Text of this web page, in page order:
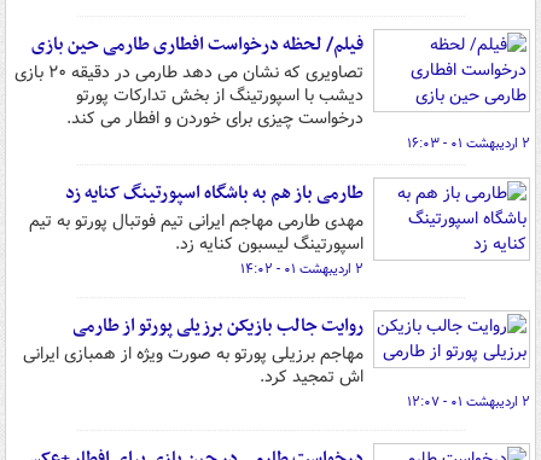
فیلم/ لحظه درخواست افطاری طارمی حین بازی
تصاویری که نشان می دهد طارمی در دقیقه ۲۰ بازی
دیشب با اسپورتینگ از بخش تدارکات پورتو
درخواست چیزی برای خوردن و افطار می کند.
۲ اردیبهشت ۰۱ - ۱۶:۰۳
طارمی باز هم به باشگاه اسپورتینگ کنایه زد
مهدی طارمی مهاجم ایرانی تیم فوتبال پورتو به تیم
اسپورتینگ لیسبون کنایه زد.
۲ اردیبهشت ۰۱ - ۱۴:۰۲
روایت جالب بازیکن برزیلی پورتو از طارمی
مهاجم برزیلی پورتو به صورت ویژه از همبازی ایرانی
اش تمجید کرد.
۲ اردیبهشت ۰۱ - ۱۲:۰۷